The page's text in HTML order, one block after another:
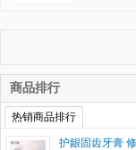
商品排行
热销商品排行